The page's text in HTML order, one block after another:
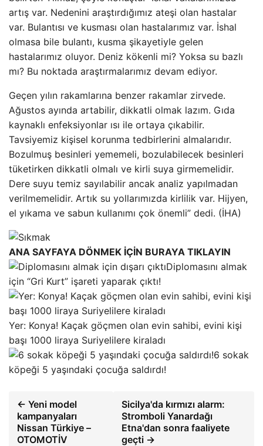
artış var. Nedenini araştırdığımız ateşi olan hastalar
var. Bulantısı ve kusması olan hastalarımız var. İshal
olmasa bile bulantı, kusma şikayetiyle gelen
hastalarımız oluyor. Deniz kökenli mi? Yoksa su bazlı
mı? Bu noktada araştırmalarımız devam ediyor.
Geçen yılın rakamlarına benzer rakamlar zirvede.
Ağustos ayında artabilir, dikkatli olmak lazım. Gıda
kaynaklı enfeksiyonlar ısı ile ortaya çıkabilir.
Tavsiyemiz kişisel korunma tedbirlerini almalarıdır.
Bozulmuş besinleri yememeli, bozulabilecek besinleri
tüketirken dikkatli olmalı ve kirli suya girmemelidir.
Dere suyu temiz sayılabilir ancak analiz yapılmadan
verilmemelidir. Artık su yollarımızda kirlilik var. Hijyen,
el yıkama ve sabun kullanımı çok önemli” dedi. (İHA)
ANA SAYFAYA DÖNMEK İÇİN BURAYA TIKLAYIN
Diplomasını almak
için “Gri Kurt” işareti yaparak çıktı!
Yer: Konya! Kaçak göçmen olan evin sahibi, evini kişi
başı 1000 liraya Suriyelilere kiraladı
6 sokak
köpeği 5 yaşındaki çocuğa saldırdı!
← Yeni model
kampanyaları
Nissan Türkiye –
OTOMOTİV
Sicilya'da kırmızı alarm:
Stromboli Yanardağı
Etna'dan sonra faaliyete
geçti →